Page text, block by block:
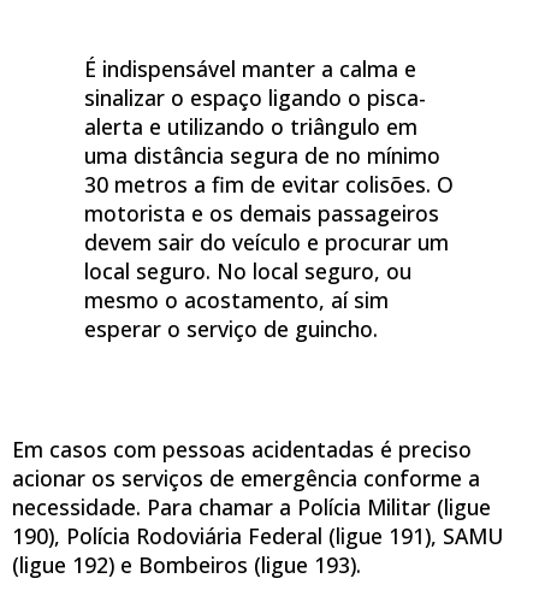
É indispensável manter a calma e
sinalizar o espaço ligando o pisca-
alerta e utilizando o triângulo em
uma distância segura de no mínimo
30 metros a fim de evitar colisões. O
motorista e os demais passageiros
devem sair do veículo e procurar um
local seguro. No local seguro, ou
mesmo o acostamento, aí sim
esperar o serviço de guincho.
Em casos com pessoas acidentadas é preciso
acionar os serviços de emergência conforme a
necessidade. Para chamar a Polícia Militar (ligue
190), Polícia Rodoviária Federal (ligue 191), SAMU
(ligue 192) e Bombeiros (ligue 193).